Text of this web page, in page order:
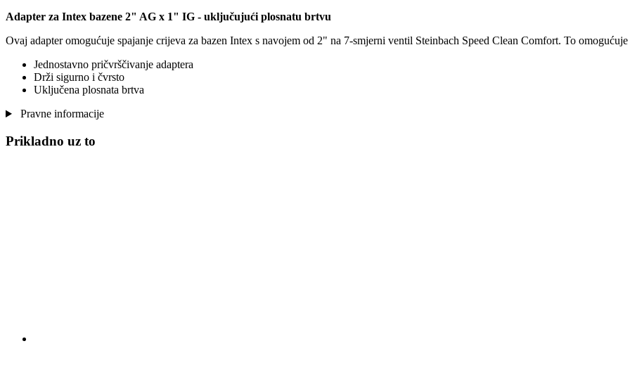
Adapter za Intex bazene 2" AG x 1" IG - uključujući plosnatu brtvu
Ovaj adapter omogućuje spajanje crijeva za bazen Intex s navojem od 2" na 7-smjerni ventil Steinbach Speed Clean Comfort. To
Jednostavno pričvrščivanje adaptera
Drži sigurno i čvrsto
Uključena plosnata brtva
Pravne informacije
Prikladno uz to